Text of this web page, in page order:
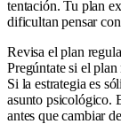
tentación. Tu plan
dificultan pensar
Revisa el plan
Pregúntate si el
Si la estrategia es
asunto psicológico.
antes que cambiar